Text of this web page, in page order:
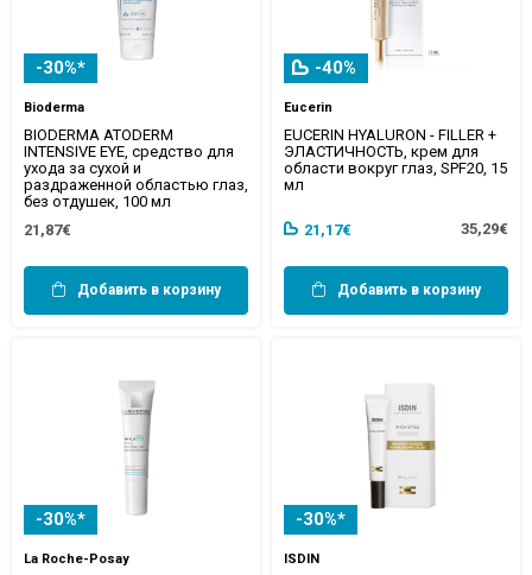
-30%*
Bioderma
BIODERMA ATODERM
INTENSIVE EYE, средство для
ухода за сухой и
раздраженной областью глаз,
без отдушек, 100 мл
21,87€
Добавить в корзину
-40%
Eucerin
EUCERIN HYALURON - FILLER +
ЭЛАСТИЧНОСТЬ, крем для
области вокруг глаз, SPF20, 15
мл
21,17€ 35,29€
Добавить в корзину
-30%*
La Roche-Posay
-30%*
ISDIN